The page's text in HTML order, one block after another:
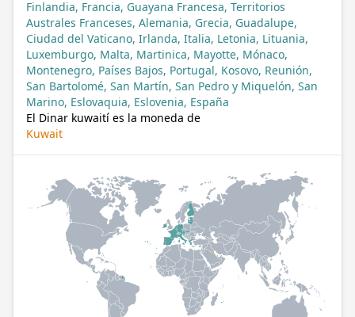
Finlandia, Francia, Guayana Francesa, Territorios
Australes Franceses, Alemania, Grecia, Guadalupe,
Ciudad del Vaticano, Irlanda, Italia, Letonia, Lituania,
Luxemburgo, Malta, Martinica, Mayotte, Mónaco,
Montenegro, Países Bajos, Portugal, Kosovo, Reunión,
San Bartolomé, San Martín, San Pedro y Miquelón, San
Marino, Eslovaquia, Eslovenia, España
El Dinar kuwaití es la moneda de
Kuwait